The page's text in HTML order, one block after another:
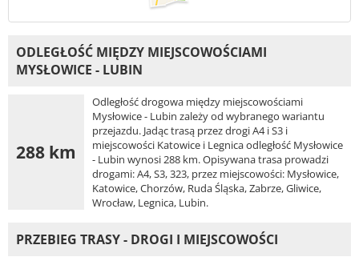
ODLEGŁOŚĆ MIĘDZY MIEJSCOWOŚCIAMI
MYSŁOWICE - LUBIN
288 km
Odległość drogowa między miejscowościami
Mysłowice - Lubin zależy od wybranego wariantu
przejazdu. Jadąc trasą przez drogi A4 i S3 i
miejscowości Katowice i Legnica odległość Mysłowice
- Lubin wynosi 288 km. Opisywana trasa prowadzi
drogami: A4, S3, 323, przez miejscowości: Mysłowice,
Katowice, Chorzów, Ruda Śląska, Zabrze, Gliwice,
Wrocław, Legnica, Lubin.
PRZEBIEG TRASY - DROGI I MIEJSCOWOŚCI